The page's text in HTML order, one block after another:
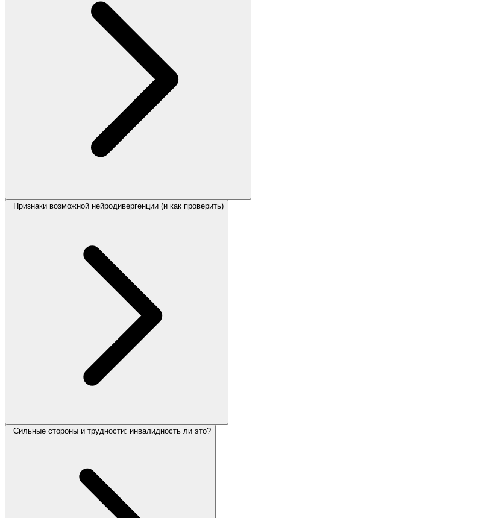
Признаки возможной нейродивергенции (и как проверить)
Сильные стороны и трудности: инвалидность ли это?